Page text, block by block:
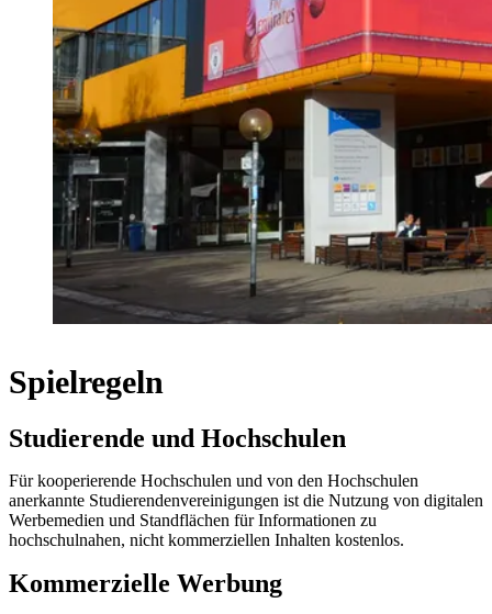
Spielregeln
Studierende und Hochschulen
Für kooperierende Hochschulen und von den Hochschulen
anerkannte Studierendenvereinigungen ist die Nutzung von digitalen
Werbemedien und Standflächen für Informationen zu
hochschulnahen, nicht kommerziellen Inhalten kostenlos.
Kommerzielle Werbung